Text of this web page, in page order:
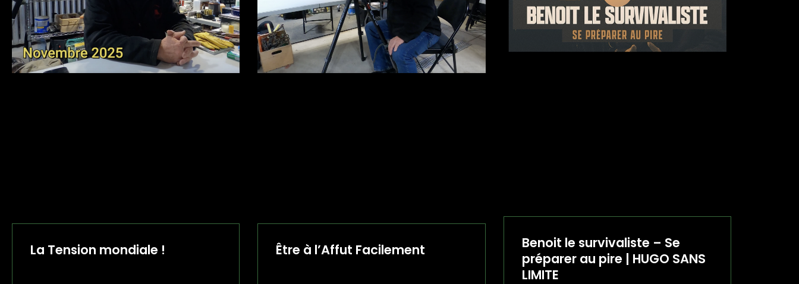
La Tension mondiale ! Être à l’Affut Facilement
Benoit le survivaliste – Se
préparer au pire | HUGO SANS
LIMITE